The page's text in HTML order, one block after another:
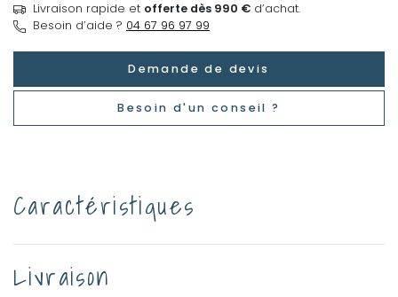
Livraison rapide et offerte dès 990 € d’achat.
Besoin d’aide ? 04 67 96 97 99
Demande de devis
Besoin d'un conseil ?
Caractéristiques
Livraison